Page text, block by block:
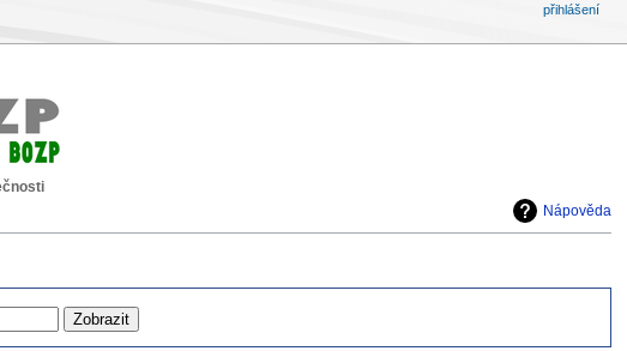
Nápověda
přihlášení